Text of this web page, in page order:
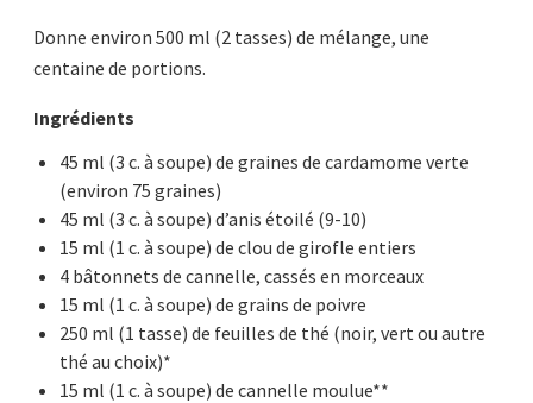
Donne environ 500 ml (2 tasses) de mélange, une
centaine de portions.
Ingrédients
45 ml (3 c. à soupe) de graines de cardamome verte
(environ 75 graines)
45 ml (3 c. à soupe) d’anis étoilé (9-10)
15 ml (1 c. à soupe) de clou de girofle entiers
4 bâtonnets de cannelle, cassés en morceaux
15 ml (1 c. à soupe) de grains de poivre
250 ml (1 tasse) de feuilles de thé (noir, vert ou autre
thé au choix)*
15 ml (1 c. à soupe) de cannelle moulue**